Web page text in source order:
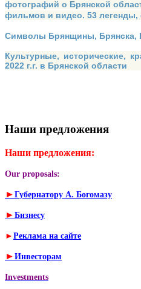
фотографий о Брянской
фильмов и видео. 53
Символы Брянщины, Брянска,
Культурные, исторические,
2022 г.г. в Брянской области
Наши предложения
Наши предложения:
Our proposals:
► Губернатору А. Богомазу
► Бизнесу
► Реклама на сайте
► Инвесторам
Investments